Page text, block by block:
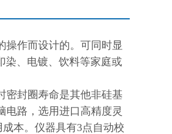
操作而设计的。可同时显
染、电镀、饮料等家庭或
密封圈寿命是其他非硅基
电路，选用进口高精度灵
本。仪器具有3点自动校